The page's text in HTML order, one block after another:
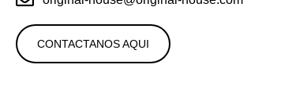
CONTACTANOS AQUI